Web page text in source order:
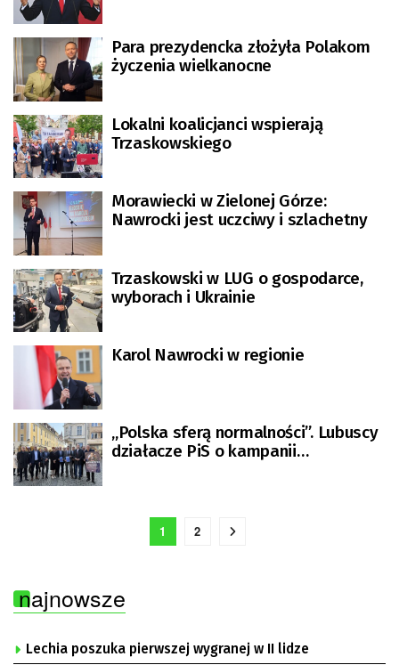
Para prezydencka złożyła Polakom
życzenia wielkanocne
Lokalni koalicjanci wspierają
Trzaskowskiego
Morawiecki w Zielonej Górze:
Nawrocki jest uczciwy i szlachetny
Trzaskowski w LUG o gospodarce,
wyborach i Ukrainie
Karol Nawrocki w regionie
„Polska sferą normalności”. Lubuscy
działacze PiS o kampanii
1 2
najnowsze
Lechia poszuka pierwszej wygranej w II lidze